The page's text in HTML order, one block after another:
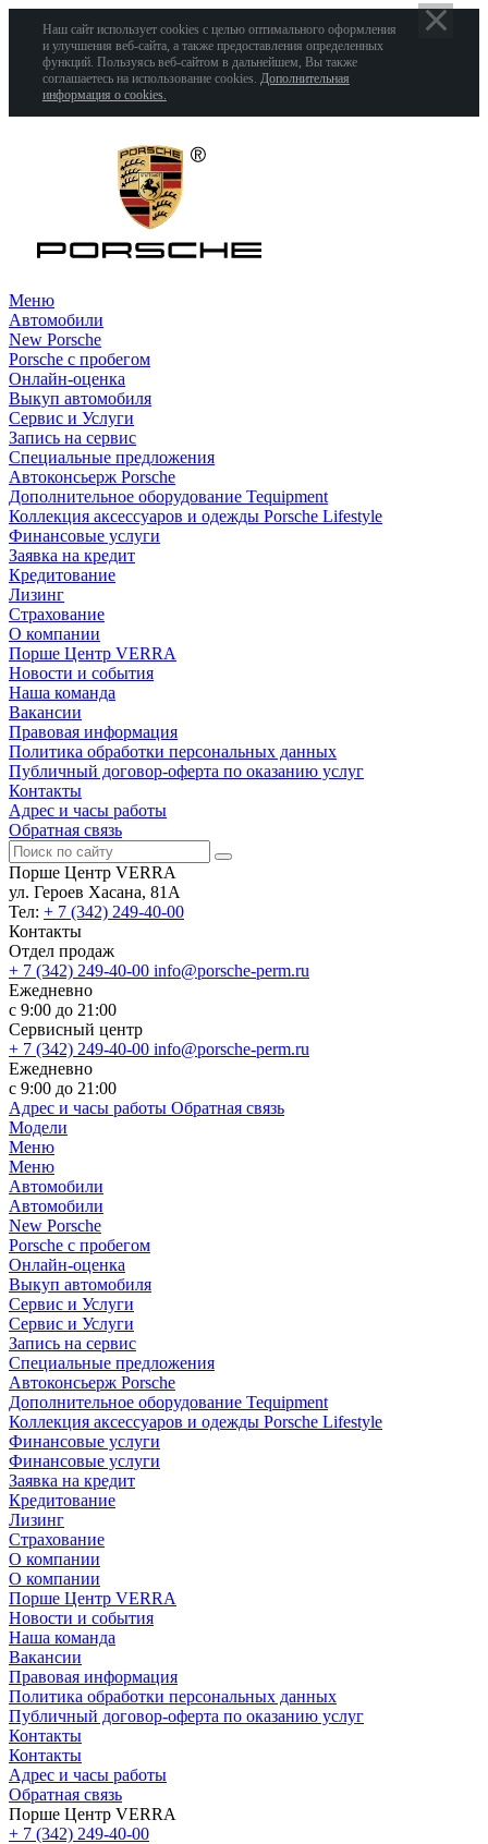
Наш сайт использует cookies с целью оптимального оформления
и улучшения веб-сайта, а также предоставления определенных
функций. Пользуясь веб-сайтом в дальнейшем, Вы также
соглашаетесь на использование cookies. Дополнительная
информация о cookies.
Меню
Автомобили
New Porsche
Porsche с пробегом
Онлайн-оценка
Выкуп автомобиля
Сервис и Услуги
Запись на сервис
Специальные предложения
Автоконсьерж Porsche
Дополнительное оборудование Tequipment
Коллекция аксессуаров и одежды Porsche Lifestyle
Финансовые услуги
Заявка на кредит
Кредитование
Лизинг
Страхование
О компании
Порше Центр VERRA
Новости и события
Наша команда
Вакансии
Правовая информация
Политика обработки персональных данных
Публичный договор-оферта по оказанию услуг
Контакты
Адрес и часы работы
Обратная связь
Порше Центр VERRA
ул. Героев Хасана, 81А
Тел: + 7 (342) 249-40-00
Контакты
Отдел продаж
+ 7 (342) 249-40-00 info@porsche-perm.ru
Ежедневно
с 9:00 до 21:00
Сервисный центр
+ 7 (342) 249-40-00 info@porsche-perm.ru
Ежедневно
с 9:00 до 21:00
Адрес и часы работы Обратная связь
Модели
Меню
Меню
Автомобили
Автомобили
New Porsche
Porsche с пробегом
Онлайн-оценка
Выкуп автомобиля
Сервис и Услуги
Сервис и Услуги
Запись на сервис
Специальные предложения
Автоконсьерж Porsche
Дополнительное оборудование Tequipment
Коллекция аксессуаров и одежды Porsche Lifestyle
Финансовые услуги
Финансовые услуги
Заявка на кредит
Кредитование
Лизинг
Страхование
О компании
О компании
Порше Центр VERRA
Новости и события
Наша команда
Вакансии
Правовая информация
Политика обработки персональных данных
Публичный договор-оферта по оказанию услуг
Контакты
Контакты
Адрес и часы работы
Обратная связь
Порше Центр VERRA
+ 7 (342) 249-40-00